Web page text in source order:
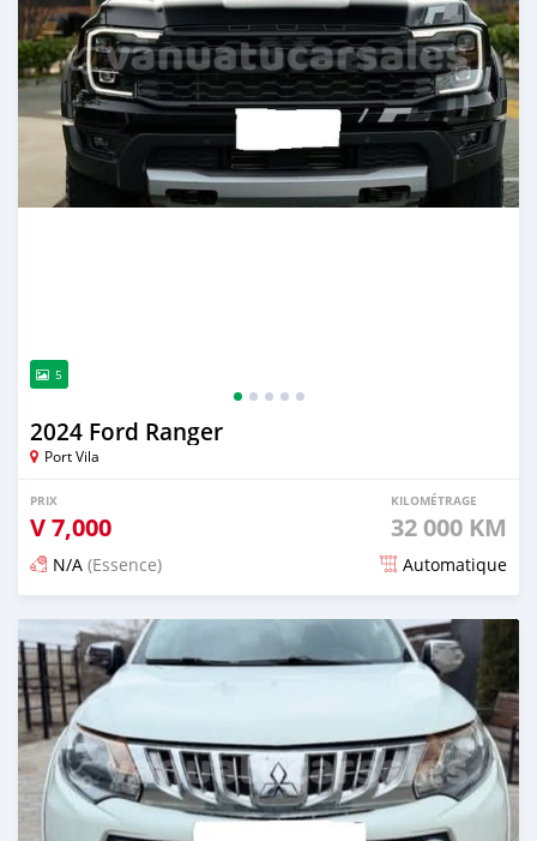
5
2024 Ford Ranger
Port Vila
PRIX
V7,000
KILOMÉTRAGE
32 000 KM
N/A (Essence) Automatique
Publié il y a 3 mois